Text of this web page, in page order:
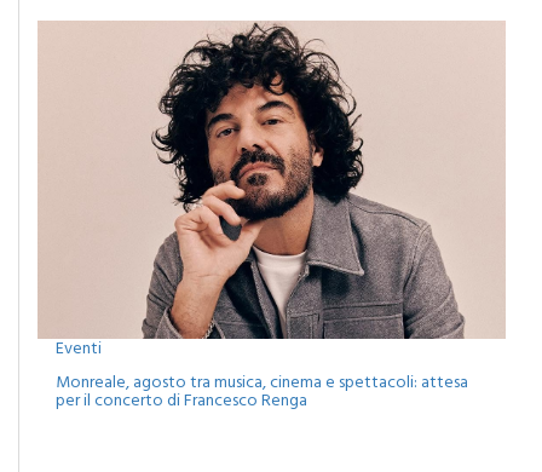
Eventi
Monreale, agosto tra musica, cinema e spettacoli: attesa
per il concerto di Francesco Renga